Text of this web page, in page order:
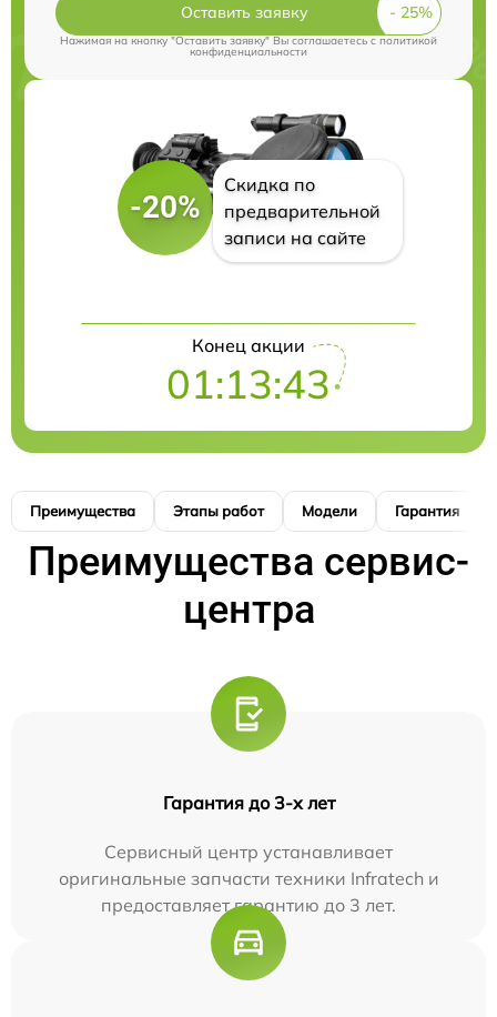
Оставить заявку
Нажимая на кнопку "Оставить заявку" Вы соглашаетесь cполитикой
конфиденциальности
-20%
Скидка по
предварительной
записи на сайте
Конец акции
01:13:41
Преимущества Этапы работ Модели Гарантия
Преимущества сервис-
центра
Гарантия до 3-х лет
Сервисный центр устанавливает
оригинальные запчасти техники Infratech и
предоставляет гарантию до 3 лет.